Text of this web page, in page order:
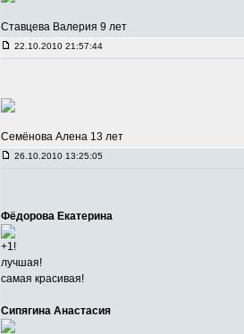
Ставцева Валерия 9 лет
22.10.2010 21:57:44
Семёнова Алена 13 лет
26.10.2010 13:25:05
Фёдорова Екатерина
+1!
лучшая!
самая красивая!
Сипягина Анастасия